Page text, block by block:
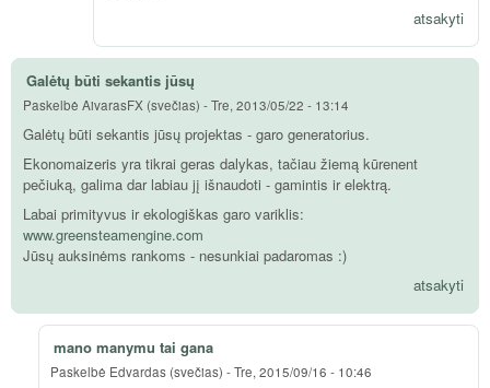
atsakyti
Galėtų būti sekantis jūsų
Paskelbė AivarasFX (svečias) -Tre, 2013/05/22 - 13:14
Galėtų būti sekantis jūsų projektas - garo generatorius.
Ekonomaizeris yra tikrai geras dalykas, tačiau žiemą kūrenent
pečiuką, galima dar labiau jį išnaudoti - gamintis ir elektrą.
Labai primityvus ir ekologiškas garo variklis:
www.greensteamengine.com
Jūsų auksinėms rankoms - nesunkiai padaromas :)
atsakyti
mano manymu tai gana
Paskelbė Edvardas (svečias) -Tre, 2015/09/16 - 10:46